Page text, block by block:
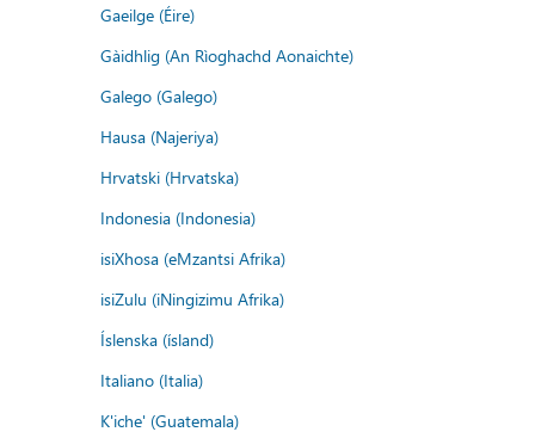
Gaeilge (Éire)
Gàidhlig (An Rìoghachd Aonaichte)
Galego (Galego)
Hausa (Najeriya)
Hrvatski (Hrvatska)
Indonesia (Indonesia)
isiXhosa (eMzantsi Afrika)
isiZulu (iNingizimu Afrika)
Íslenska (ísland)
Italiano (Italia)
K'iche' (Guatemala)